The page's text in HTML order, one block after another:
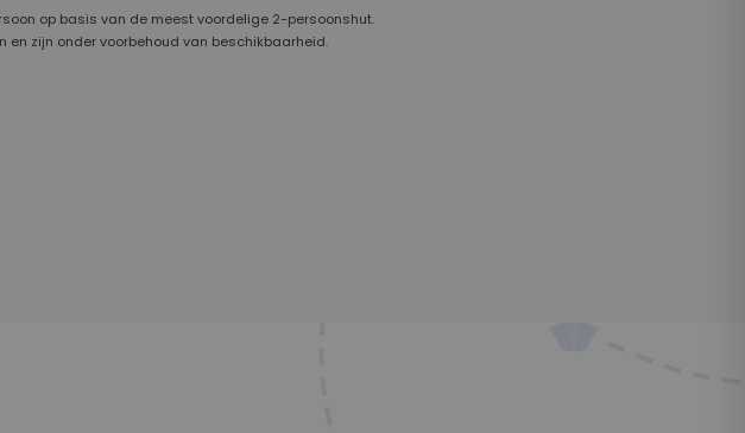
op basis van de meest voordelige 2-persoonshut.
en zijn onder voorbehoud van beschikbaarheid.